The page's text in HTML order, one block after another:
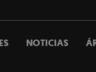
NOTICIAS